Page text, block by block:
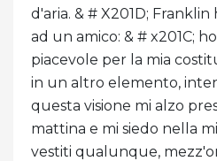
d'aria. & # X201D;
ad un amico: & # x201C;
piacevole per la mia
in un altro elemento,
questa visione mi alzo
mattina e mi siedo nella
vestiti qualunque,